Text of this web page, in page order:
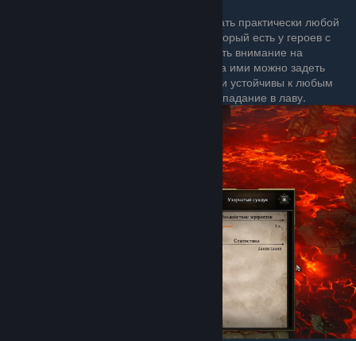
В качестве снаряда можно использовать практически любой
контейнер, подойдёт даже рюкзак, который есть у героев с
самого начала игры, но лучше обратить внимание на
неразрушимые сундуки: из-за размера ими можно задеть
сразу нескольких врагов, к тому же они устойчивы к любым
повреждениям и переживают даже попадание в лаву.